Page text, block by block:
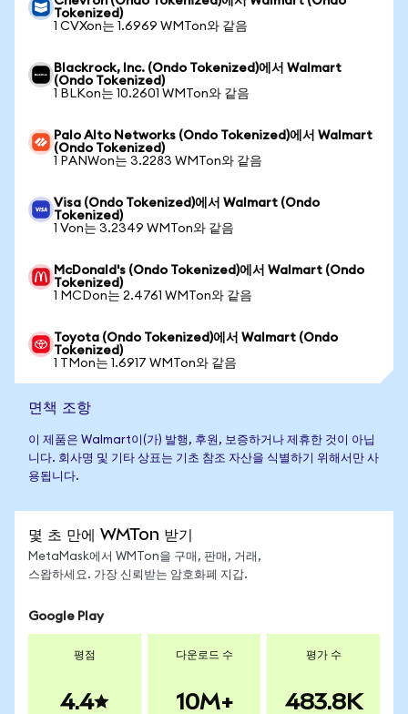
Tokenized)
1 CVXon는 1.6969 WMTon와 같음
Blackrock, Inc. (Ondo Tokenized)에서 Walmart
(Ondo Tokenized)
1 BLKon는 10.2601 WMTon와 같음
Palo Alto Networks (Ondo Tokenized)에서 Walmart
(Ondo Tokenized)
1 PANWon는 3.2283 WMTon와 같음
Visa (Ondo Tokenized)에서 Walmart (Ondo
Tokenized)
1 Von는 3.2349 WMTon와 같음
McDonald's (Ondo Tokenized)에서 Walmart (Ondo
Tokenized)
1 MCDon는 2.4761 WMTon와 같음
Toyota (Ondo Tokenized)에서 Walmart (Ondo
Tokenized)
1 TMon는 1.6917 WMTon와 같음
면책 조항
이 제품은 Walmart이(가) 발행, 후원, 보증하거나 제휴한 것이 아닙
니다. 회사명 및 기타 상표는 기초 참조 자산을 식별하기 위해서만 사
용됩니다.
몇 초 만에 WMTon 받기
MetaMask에서 WMTon을 구매, 판매, 거래,
스왑하세요. 가장 신뢰받는 암호화폐 지갑.
Google Play
평점
4.4
다운로드 수
10M+
평가 수
483.8K